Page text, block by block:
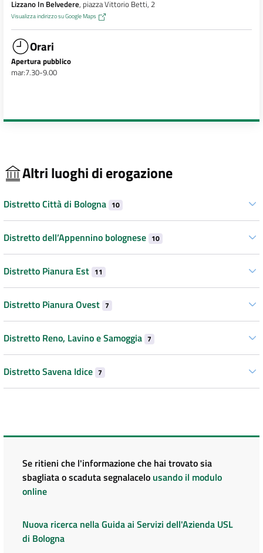
Lizzano In Belvedere, piazza Vittorio Betti, 2
Visualizza indirizzo su Google Maps
Orari
Apertura pubblico
mar:7.30-9.00
Altri luoghi di erogazione
Distretto Città di Bologna 10
Distretto dell’Appennino bolognese 10
Distretto Pianura Est 11
Distretto Pianura Ovest 7
Distretto Reno, Lavino e Samoggia 7
Distretto Savena Idice 7
Se ritieni che l'informazione che hai trovato sia
sbagliata o scaduta segnalacelo usando il modulo
online
Nuova ricerca nella Guida ai Servizi dell'Azienda USL
di Bologna